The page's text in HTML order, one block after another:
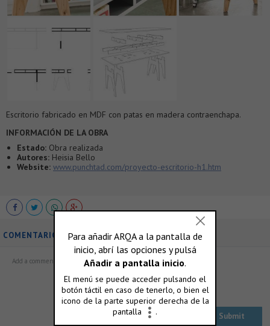
Escritorio fabricado en MDF con patas en madera contraenchapa.
INFORMACIÓN DE LA OBRA
Estado: Obra realizada
Autores: Heisia Bello
Website: www.punchtad.com/proyecto-escritorio-h1.htm
COMENTARIOS
ó accedé con